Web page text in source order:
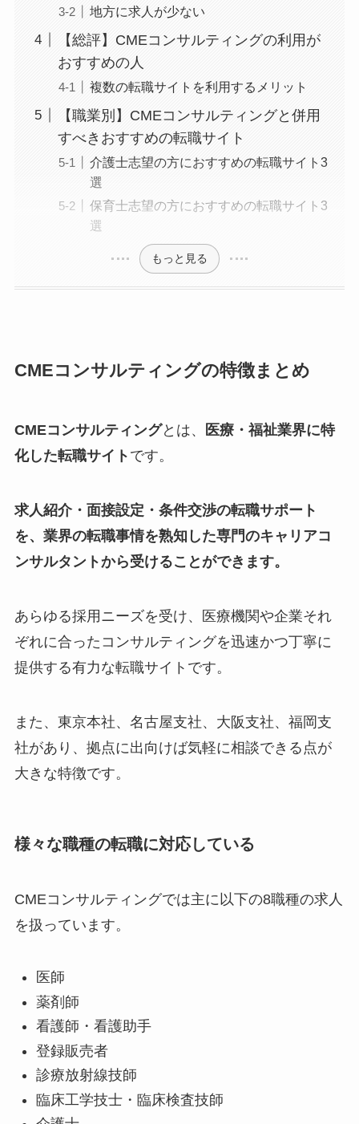
地方に求人が少ない
【総評】CMEコンサルティングの利用が
おすすめの人
複数の転職サイトを利用するメリット
【職業別】CMEコンサルティングと併用
すべきおすすめの転職サイト
介護士志望の方におすすめの転職サイト3
選
保育士志望の方におすすめの転職サイト3
選
もっと見る
CMEコンサルティングの特徴まとめ
CMEコンサルティングとは、
医療・福祉業界に特
化した転職サイト です。
求人紹介・面接設定・条件交渉の転職サポート
を、業界の転職事情を熟知した専門のキャリアコ
ンサルタントから受けることができます。
あらゆる採用ニーズを受け、医療機関や企業それ
ぞれに合ったコンサルティングを迅速かつ丁寧に
提供する有力な転職サイトです。
また、東京本社、名古屋支社、大阪支社、福岡支
社があり、拠点に出向けば気軽に相談できる点が
大きな特徴です。
様々な職種の転職に対応している
CMEコンサルティングでは主に以下の8職種の求人
を扱っています。
医師
薬剤師
看護師・看護助手
登録販売者
診療放射線技師
臨床工学技士・臨床検査技師